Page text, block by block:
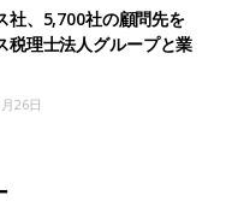
社、5,700社の顧問先を
税理士法人グループと業
26日